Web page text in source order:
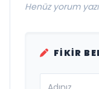
Henüz yorum
FIKIR